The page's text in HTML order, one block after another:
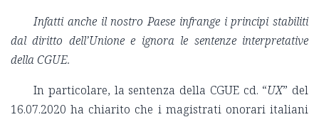
Infatti anche il nostro Paese infrange i principi stabiliti
dal diritto dell’Unione e ignora le sentenze interpretative
della CGUE.
In particolare, la sentenza della CGUE cd. “UX” del
16.07.2020 ha chiarito che i magistrati onorari italiani